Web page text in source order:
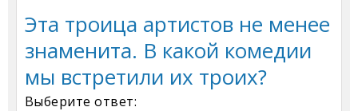
Эта троица артистов не менее
знаменита. В какой комедии
мы встретили их троих?
Выберите ответ: